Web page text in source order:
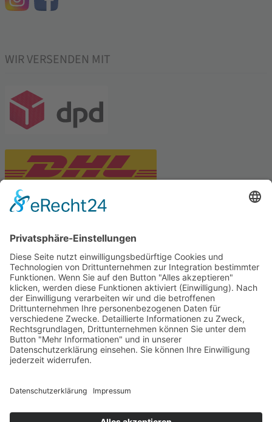
WIR VERSENDEN MIT
Tekal – Textile Lebensqualität
Exklusive moderne & Orientteppiche
Feuerwerk XXL
Pyrotechnik online bestellen
© Stadtmühle Waldenbuch 2026
und Mühlenprodukte ·
Cookie-Einstellungen
Alle Preise inkl. der gesetzlichen MwSt.